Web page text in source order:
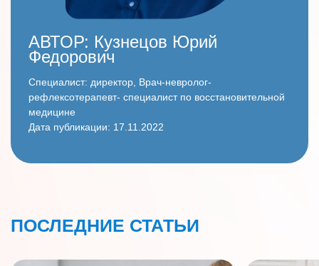
АВТОР: Кузнецов Юрий
Федорович
Специалист: директор, Врач-невролог-
рефлексотерапевт- специалист по восстановительной
медицине
Дата публикации: 17.11.2022
ПОСЛЕДНИЕ СТАТЬИ